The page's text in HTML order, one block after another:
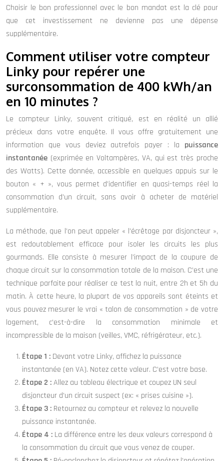
Choisir le bon professionnel avec le bon mandat est la clé pour
que cet investissement ne devienne pas une dépense
supplémentaire.
Comment utiliser votre compteur
Linky pour repérer une
surconsommation de 400 kWh/an
en 10 minutes ?
Le compteur Linky, souvent critiqué, est en réalité un allié
précieux dans votre enquête. Il vous offre gratuitement une
information que vous deviez autrefois payer : la puissance
instantanée (exprimée en Voltampères, VA, qui est très proche
des Watts). Cette donnée, accessible en quelques appuis sur le
bouton « + », vous permet d’identifier en quasi-temps réel la
consommation d’un circuit, sans avoir à acheter de matériel
supplémentaire.
La méthode, que l’on peut appeler « l’écrêtage par disjoncteur »,
est redoutablement efficace pour isoler les circuits les plus
gourmands. Elle consiste à mesurer l’impact de la coupure de
chaque circuit sur la consommation totale de la maison. C’est une
technique parfaite pour réaliser ce test la nuit, entre 2h et 5h du
matin. À cette heure, la plupart de vos appareils sont éteints et
vous pouvez mesurer le vrai « talon de consommation » de votre
logement, c’est-à-dire la consommation minimale et
incompressible de la maison (veilles, VMC, réfrigérateur, etc.).
Étape 1 : Devant votre Linky, affichez la puissance
instantanée (en VA). Notez cette valeur. C’est votre base.
Étape 2 :Allez au tableau électrique et coupez UN seul
disjoncteur d’un circuit suspect (ex: « prises cuisine »).
Étape 3 : Retournez au compteur et relevez la nouvelle
puissance instantanée.
Étape 4 : La différence entre les deux valeurs correspond à
la consommation du circuit que vous venez de couper.